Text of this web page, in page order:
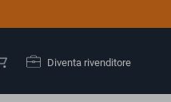
Diventa rivenditore